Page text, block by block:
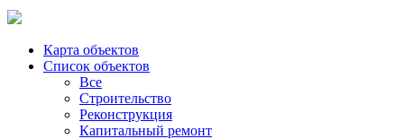
Карта объектов
Список объектов
Все
Строительство
Реконструкция
Капитальный ремонт